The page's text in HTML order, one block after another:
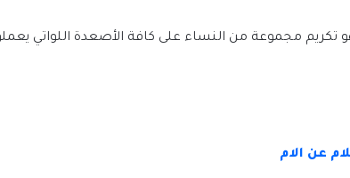
تكريم مجموعة من النساء على كافة الأصعدة اللواتي
عن الام